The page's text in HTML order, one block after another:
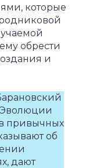
которые
обрести
и
Эволюции
привычных
об
дают